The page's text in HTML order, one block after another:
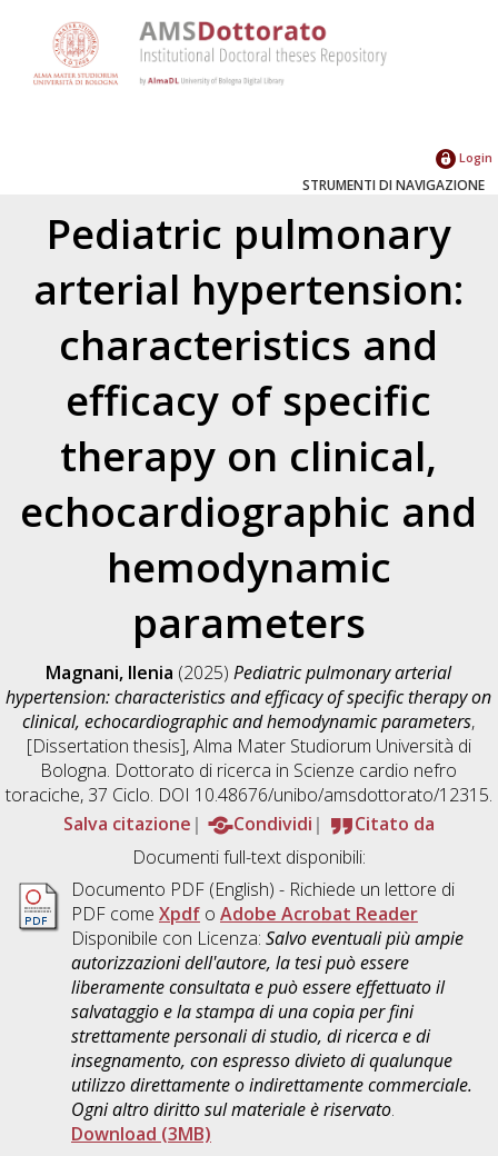
Login
STRUMENTI DI NAVIGAZIONE
Pediatric pulmonary
arterial hypertension:
characteristics and
efficacy of specific
therapy on clinical,
echocardiographic and
hemodynamic
parameters
Magnani, Ilenia (2025)Pediatric pulmonary arterial
hypertension: characteristics and efficacy of specific therapy on
clinical, echocardiographic and hemodynamic parameters,
[Dissertation thesis], Alma Mater Studiorum Università di
Bologna. Dottorato di ricerca in Scienze cardio nefro
toraciche, 37 Ciclo. DOI 10.48676/unibo/amsdottorato/12315.
Salva citazione
Condividi
Citato da
Documenti full-text disponibili:
Documento PDF(English) - Richiede un lettore di
PDF come Xpdfo Adobe Acrobat Reader
Disponibile con Licenza: Salvo eventuali più ampie
autorizzazioni dell'autore, la tesi può essere
liberamente consultata e può essere effettuato il
salvataggio e la stampa di una copia per fini
strettamente personali di studio, di ricerca e di
insegnamento, con espresso divieto di qualunque
utilizzo direttamente o indirettamente commerciale.
Ogni altro diritto sul materiale è riservato.
Download (3MB)